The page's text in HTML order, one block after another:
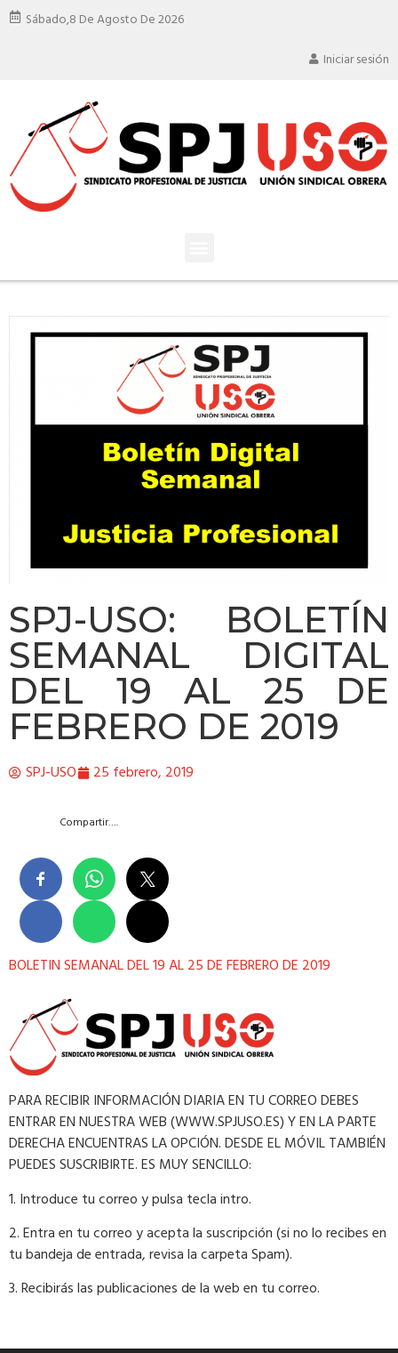
Sábado,8 De Agosto De 2026
Iniciar sesión
SPJ-USO: BOLETÍN
SEMANAL DIGITAL
DEL 19 AL 25 DE
FEBRERO DE 2019
SPJ-USO 25 febrero, 2019
Compartir….
BOLETIN SEMANAL DEL 19 AL 25 DE FEBRERO DE 2019
PARA RECIBIR INFORMACIÓN DIARIA EN TU CORREO DEBES
ENTRAR EN NUESTRA WEB (WWW.SPJUSO.ES) Y EN LA PARTE
DERECHA ENCUENTRAS LA OPCIÓN. DESDE EL MÓVIL TAMBIÉN
PUEDES SUSCRIBIRTE. ES MUY SENCILLO:
1. Introduce tu correo y pulsa tecla intro.
2. Entra en tu correo y acepta la suscripción (si no lo recibes en
tu bandeja de entrada, revisa la carpeta Spam).
3. Recibirás las publicaciones de la web en tu correo.